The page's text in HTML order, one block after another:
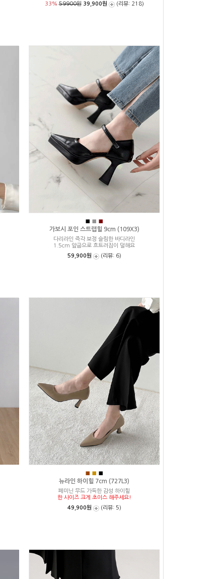
33%59900원 39,900원 (리뷰: 218)
■ ■ ■
가보시 포인 스트랩힐 9cm (109X3)
다리라인 즉각 보정 슬림한 바디라인
1.5cm 앞굽으로 흐트러짐이 덜해요
59,900원
(리뷰: 6)
■ ■ ■
뉴라인 하이힐 7cm (727L3)
페미닌 무드 가득한 감성 하이힐
한 사이즈 크게 초이스 해주세요!
49,900원
(리뷰: 5)